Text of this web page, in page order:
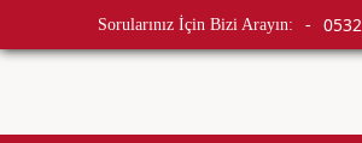
Sorularınız İçin Bizi Arayın: -